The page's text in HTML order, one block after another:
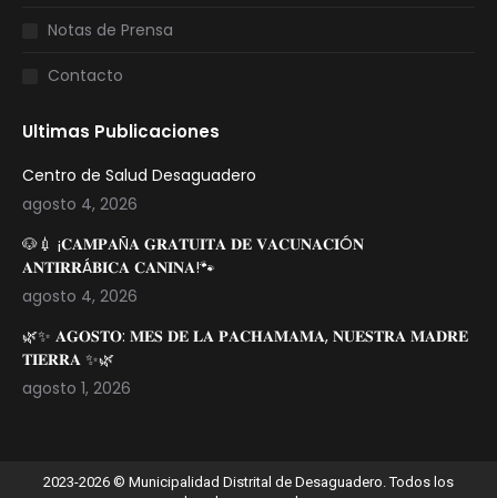
Notas de Prensa
Contacto
Ultimas Publicaciones
Centro de Salud Desaguadero
agosto 4, 2026
🐶💉 ¡𝐂𝐀𝐌𝐏𝐀Ñ𝐀 𝐆𝐑𝐀𝐓𝐔𝐈𝐓𝐀 𝐃𝐄 𝐕𝐀𝐂𝐔𝐍𝐀𝐂𝐈Ó𝐍
𝐀𝐍𝐓𝐈𝐑𝐑Á𝐁𝐈𝐂𝐀 𝐂𝐀𝐍𝐈𝐍𝐀!🐾
agosto 4, 2026
🌿✨ 𝐀𝐆𝐎𝐒𝐓𝐎: 𝐌𝐄𝐒 𝐃𝐄 𝐋𝐀 𝐏𝐀𝐂𝐇𝐀𝐌𝐀𝐌𝐀, 𝐍𝐔𝐄𝐒𝐓𝐑𝐀 𝐌𝐀𝐃𝐑𝐄
𝐓𝐈𝐄𝐑𝐑𝐀 ✨🌿
agosto 1, 2026
2023-2026 © Municipalidad Distrital de Desaguadero. Todos los